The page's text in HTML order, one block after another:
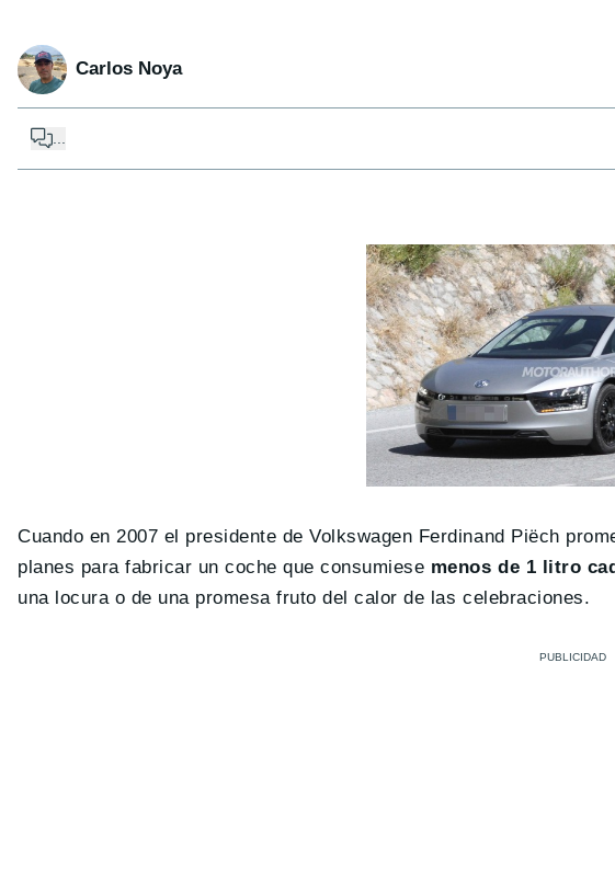
Carlos Noya
Cuando en 2007 el presidente de Volkswagen Ferdinand Piëch
planes para fabricar un coche que consumiese menos de 1 litro
una locura o de una promesa fruto del calor de las celebraciones.